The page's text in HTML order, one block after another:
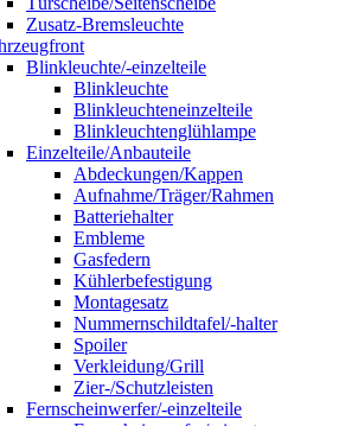
Zusatz-Bremsleuchte
Blinkleuchte/-einzelteile
Blinkleuchte
Blinkleuchteneinzelteile
Blinkleuchtenglühlampe
Einzelteile/Anbauteile
Abdeckungen/Kappen
Aufnahme/Träger/Rahmen
Batteriehalter
Embleme
Gasfedern
Kühlerbefestigung
Montagesatz
Nummernschildtafel/-halter
Spoiler
Verkleidung/Grill
Zier-/Schutzleisten
Fernscheinwerfer/-einzelteile